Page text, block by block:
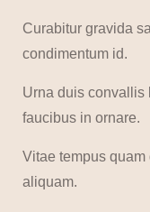
Curabitur gravida
condimentum id.
Urna duis convallis
faucibus in ornare.
Vitae tempus
aliquam.